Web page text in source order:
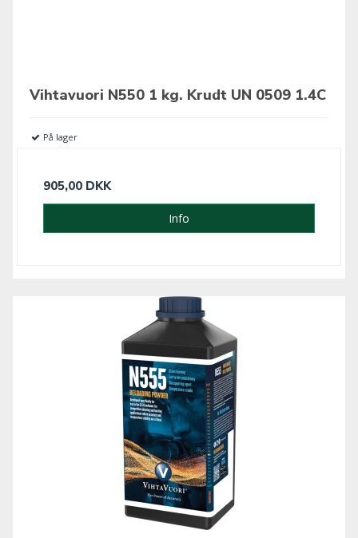
Vihtavuori N550 1 kg. Krudt UN 0509 1.4C
På lager
905,00 DKK
Info